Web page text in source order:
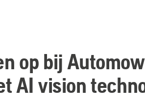
op bij
AI vision